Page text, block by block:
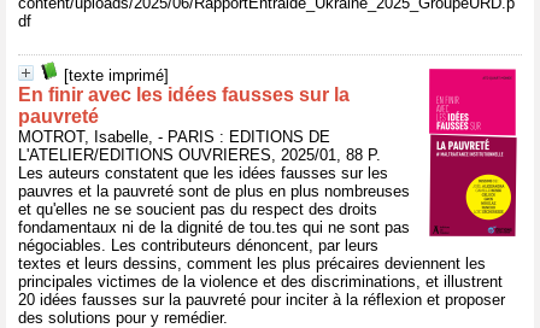
df
[texte imprimé]
En finir avec les idées fausses sur la
pauvreté
MOTROT, Isabelle, - PARIS : EDITIONS DE
L'ATELIER/EDITIONS OUVRIERES, 2025/01, 88 P.
Les auteurs constatent que les idées fausses sur les
pauvres et la pauvreté sont de plus en plus nombreuses
et qu'elles ne se soucient pas du respect des droits
fondamentaux ni de la dignité de tou.tes qui ne sont pas
négociables. Les contributeurs dénoncent, par leurs
textes et leurs dessins, comment les plus précaires deviennent les
principales victimes de la violence et des discriminations, et illustrent
20 idées fausses sur la pauvreté pour inciter à la réflexion et proposer
des solutions pour y remédier.